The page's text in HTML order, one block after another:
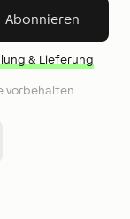
Abonnieren
vorbehalten
& Lieferung